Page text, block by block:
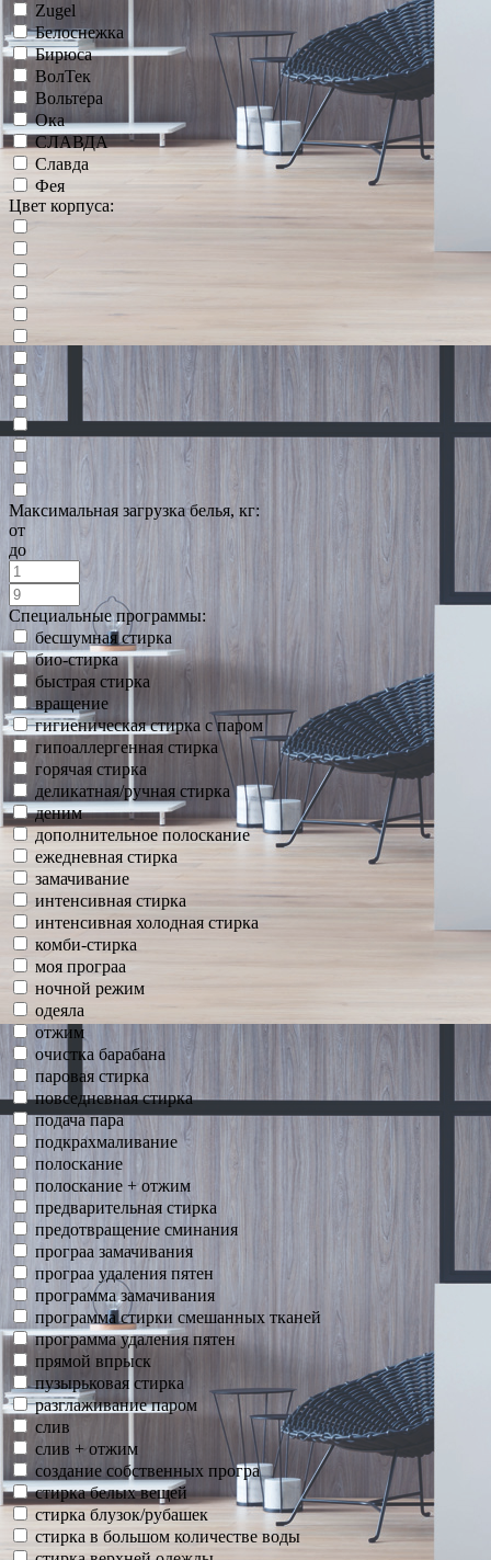
Zugel
Белоснежка
Бирюса
ВолТек
Вольтера
Ока
СЛАВДА
Славда
Фея
Цвет корпуса:
Максимальная загрузка белья, кг:
от
до
Специальные программы:
бесшумная стирка
био-стирка
быстрая стирка
вращение
гигиеническая стирка с паром
гипоаллергенная стирка
горячая стирка
деликатная/ручная стирка
деним
дополнительное полоскание
ежедневная стирка
замачивание
интенсивная стирка
интенсивная холодная стирка
комби-стирка
моя програа
ночной режим
одеяла
отжим
очистка барабана
паровая стирка
повседневная стирка
подача пара
подкрахмаливание
полоскание
полоскание + отжим
предварительная стирка
предотвращение сминания
програа замачивания
програа удаления пятен
программа замачивания
программа стирки смешанных тканей
программа удаления пятен
прямой впрыск
пузырьковая стирка
разглаживание паром
слив
слив + отжим
создание собственных програ
стирка белых вещей
стирка блузок/рубашек
стирка в большом количестве воды